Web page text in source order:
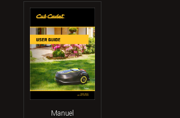
Manuel